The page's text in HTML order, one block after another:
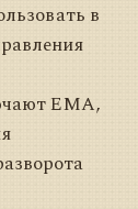
в
EMA,